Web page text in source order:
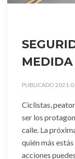
MEDIDA
PUBLICADO 2021-
Ciclistas,
ser los
calle. La
quién más
acciones